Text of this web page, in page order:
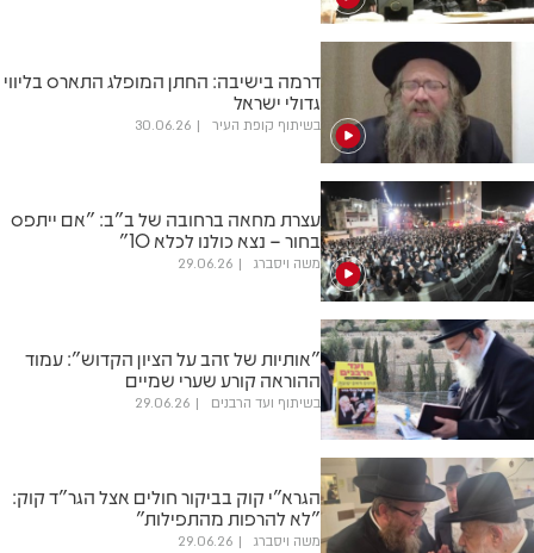
דרמה בישיבה: החתן המופלג התארס בליווי
גדולי ישראל
בשיתוף קופת העיר 30.06.26
עצרת מחאה ברחובה של ב"ב: "אם ייתפס
בחור – נצא כולנו לכלא 10"
משה ויסברג 29.06.26
"אותיות של זהב על הציון הקדוש": עמוד
ההוראה קורע שערי שמיים
בשיתוף ועד הרבנים 29.06.26
הגרא"י קוק בביקור חולים אצל הגר"ד קוק:
"לא להרפות מהתפילות"
משה ויסברג 29.06.26